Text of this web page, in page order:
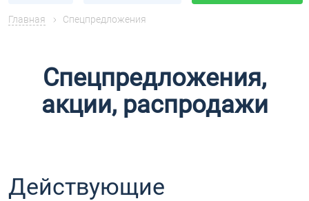
Главная Спецпредложения
Спецпредложения,
акции, распродажи
Действующие